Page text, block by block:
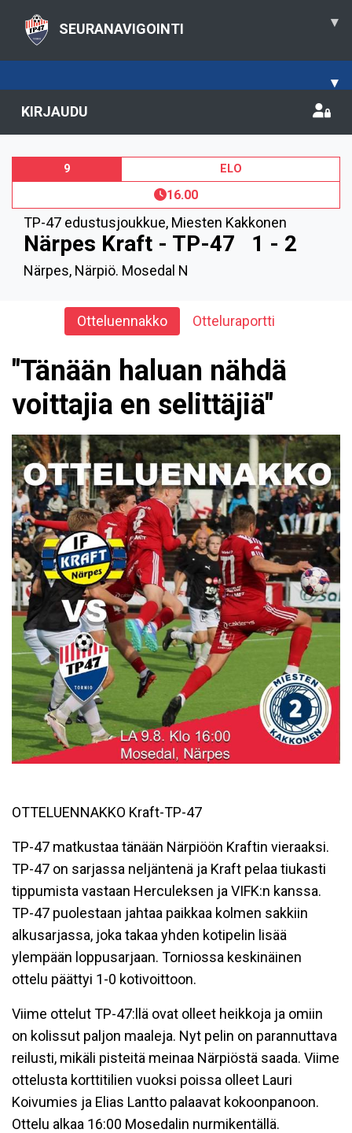
SEURANAVIGOINTI ▾
▾
KIRJAUDU
9 ELO
16.00
TP-47 edustusjoukkue, Miesten Kakkonen
Närpes Kraft - TP-47 1 - 2
Närpes, Närpiö. Mosedal N
Otteluennakko Otteluraportti
"Tänään haluan nähdä
voittajia en selittäjiä"
OTTELUENNAKKO Kraft-TP-47
TP-47 matkustaa tänään Närpiöön Kraftin vieraaksi.
TP-47 on sarjassa neljäntenä ja Kraft pelaa tiukasti
tippumista vastaan Herculeksen ja VIFK:n kanssa.
TP-47 puolestaan jahtaa paikkaa kolmen sakkiin
alkusarjassa, joka takaa yhden kotipelin lisää
ylempään loppusarjaan. Torniossa keskinäinen
ottelu päättyi 1-0 kotivoittoon.
Viime ottelut TP-47:llä ovat olleet heikkoja ja omiin
on kolissut paljon maaleja. Nyt pelin on parannuttava
reilusti, mikäli pisteitä meinaa Närpiöstä saada. Viime
ottelusta korttitilien vuoksi poissa olleet Lauri
Koivumies ja Elias Lantto palaavat kokoonpanoon.
Ottelu alkaa 16:00 Mosedalin nurmikentällä.